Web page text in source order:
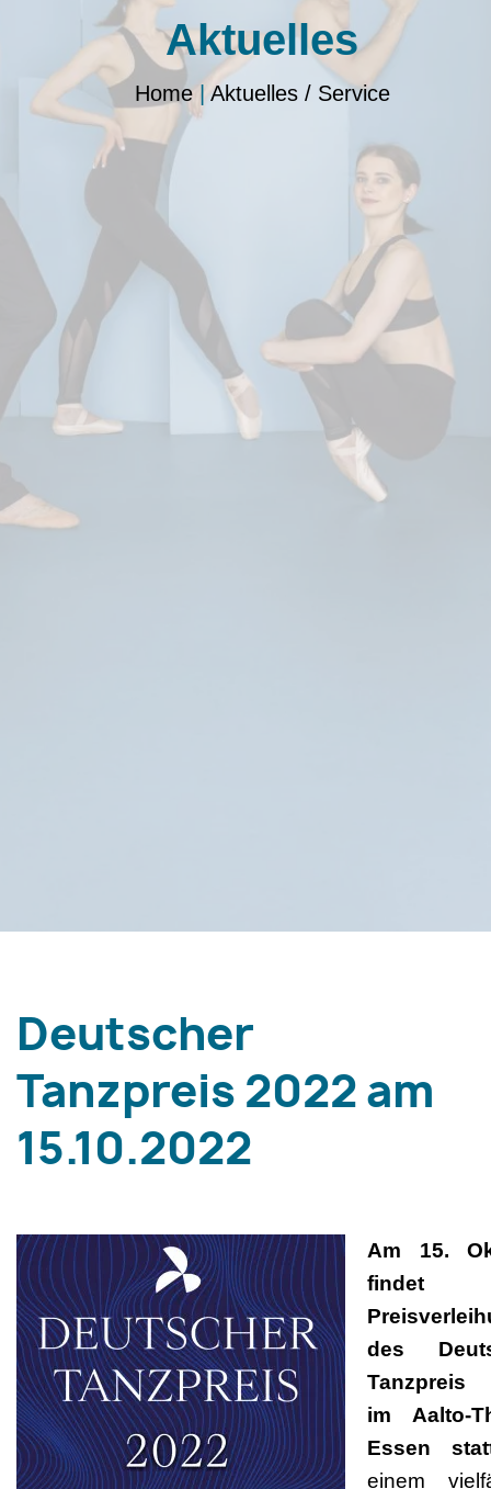
Aktuelles
Home| Aktuelles / Service
Deutscher
Tanzpreis 2022 am
15.10.2022
Am 15.
findet
des
Tanzpreis
im Aalto-
Essen
einem